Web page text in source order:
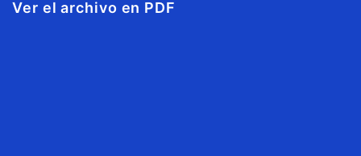
Ver el archivo en PDF